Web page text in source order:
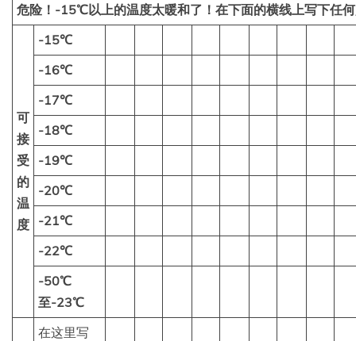
危险！-15℃以上的温度太暖和了！在下面的横线上写下任
可
接
受
的
温
度
-15℃
-16℃
-17℃
-18℃
-19℃
-20℃
-21℃
-22℃
-50℃
至-23℃
在这里写